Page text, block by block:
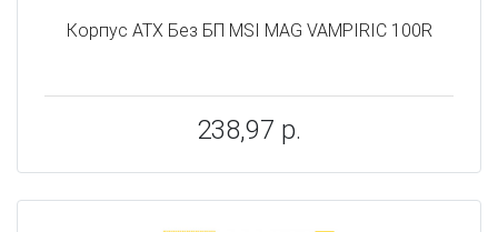
Корпус ATX Без БП MSI MAG VAMPIRIC 100R
238,97 р.